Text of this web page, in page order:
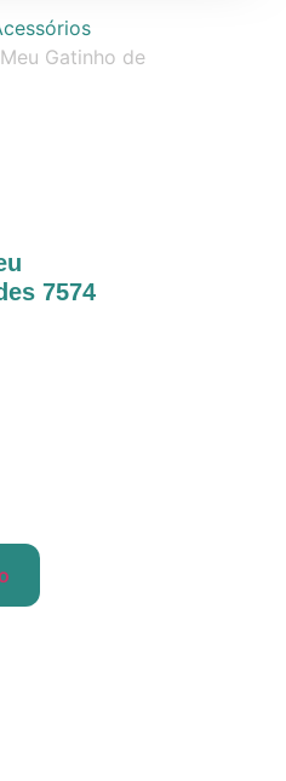
Gatinho de
7574